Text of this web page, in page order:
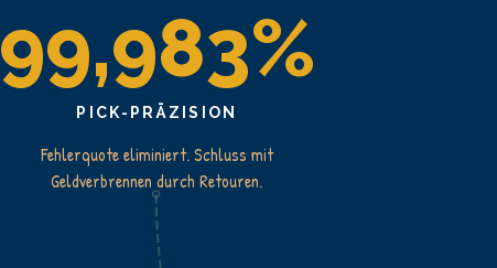
99,983%
PICK-PRÄZISION
Fehlerquote eliminiert. Schluss mit
Geldverbrennen durch Retouren.